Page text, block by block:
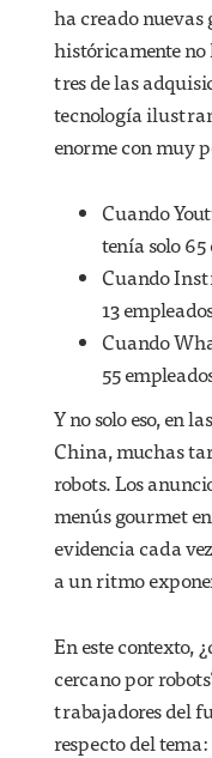
ha creado nuevas
históricamente no
tres de las
tecnología
enorme con muy
Cuando
tenía solo 65
Cuando
13
Cuando
55
Y no solo eso, en
China, muchas
robots. Los
menús gourmet
evidencia cada
a un ritmo
En este contexto,
cercano por
trabajadores del
respecto del tema: